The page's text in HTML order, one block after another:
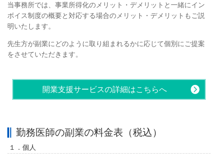
当事務所では、事業所得化のメリット・デメリットと一緒にイン
ボイス制度の概要と対応する場合のメリット・デメリットもご説
明いたします。
先生方が副業にどのように取り組まれるかに応じて個別にご提案
をさせていただきます。
開業支援サービスの詳細はこちらへ
勤務医師の副業の料金表（税込）
１．個人